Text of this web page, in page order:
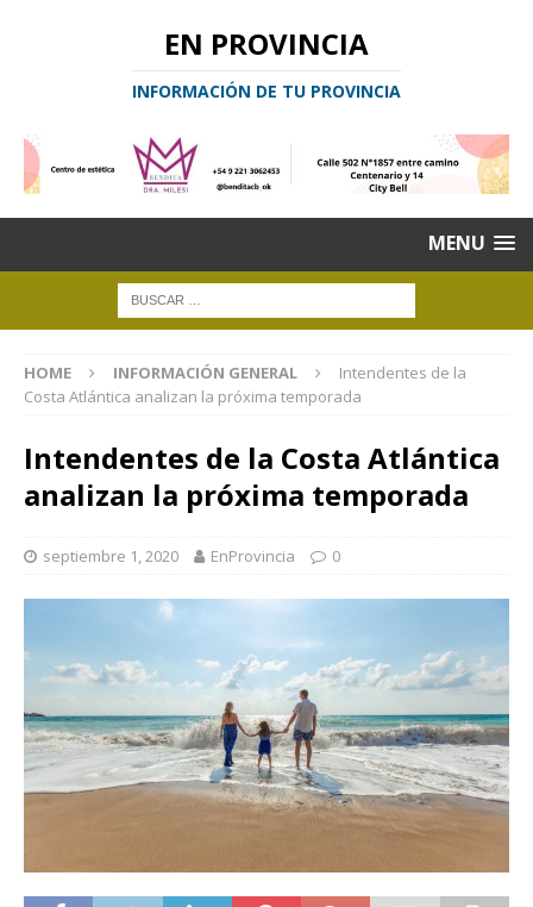
EN PROVINCIA
INFORMACIÓN DE TU PROVINCIA
MENU
HOME INFORMACIÓN GENERAL
Intendentes de la
Costa Atlántica analizan la próxima temporada
Intendentes de la Costa Atlántica
analizan la próxima temporada
septiembre 1, 2020 EnProvincia 0